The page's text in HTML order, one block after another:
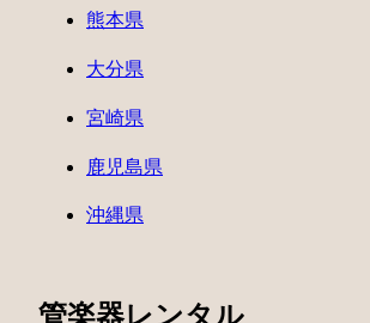
熊本県
大分県
宮崎県
鹿児島県
沖縄県
管楽器レンタル